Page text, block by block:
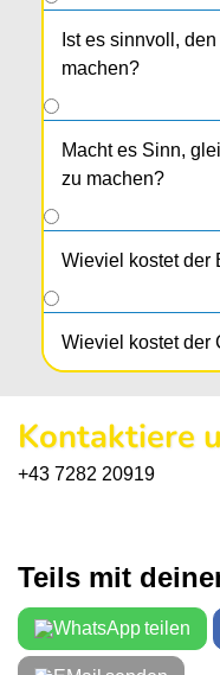
Ist es sinnvoll,
machen?
Macht es Sinn,
zu machen?
Wieviel kostet der
Wieviel kostet der
Kontaktiere
+43 7282 20919
Teils mit
teilen